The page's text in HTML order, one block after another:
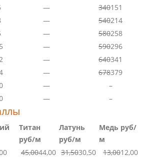
— 340151
— 540214
— 580258
— 590296
— 640341
— 678379
—
–
— –
Титан
руб/м
Латунь
руб/м
Медь руб/
м
45,0044,00 31,5030,50 13,0012,00